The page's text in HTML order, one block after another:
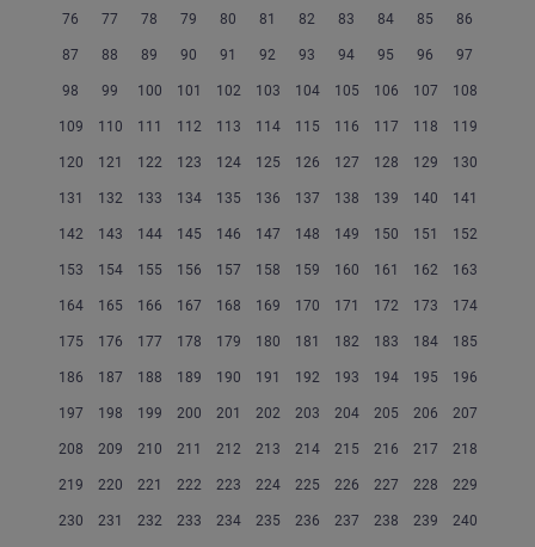
76 77 78 79 80 81 82 83 84 85 86
87 88 89 90 91 92 93 94 95 96 97
98 99 100 101 102 103 104 105 106 107 108
109 110 111 112 113 114 115 116 117 118 119
120 121 122 123 124 125 126 127 128 129 130
131 132 133 134 135 136 137 138 139 140 141
142 143 144 145 146 147 148 149 150 151 152
153 154 155 156 157 158 159 160 161 162 163
164 165 166 167 168 169 170 171 172 173 174
175 176 177 178 179 180 181 182 183 184 185
186 187 188 189 190 191 192 193 194 195 196
197 198 199 200 201 202 203 204 205 206 207
208 209 210 211 212 213 214 215 216 217 218
219 220 221 222 223 224 225 226 227 228 229
230 231 232 233 234 235 236 237 238 239 240